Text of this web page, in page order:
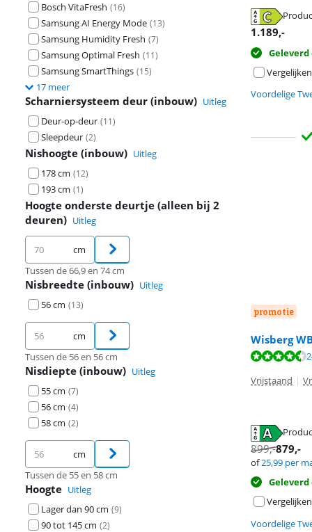
Bosch VitaFresh (16)
Samsung AI Energy Mode (13)
Samsung Humidity Fresh (7)
Samsung Optimal Fresh (11)
Samsung SmartThings (15)
17 meer
Scharniersysteem deur (inbouw) Uitleg
Deur-op-deur (11)
Sleepdeur (2)
Nishoogte (inbouw) Uitleg
178 cm (12)
193 cm (1)
Hoogte onderste deurtje (alleen bij 2
deuren) Uitleg
cm
Tussen de 66,9 en 74 cm
Nisbreedte (inbouw) Uitleg
56 cm (13)
cm
Tussen de 56 en 56 cm
Nisdiepte (inbouw) Uitleg
55 cm (7)
56 cm (4)
58 cm (2)
cm
Tussen de 55 en 58 cm
Hoogte Uitleg
Lager dan 90 cm (9)
90 tot 145 cm (2)
opent in nieuw
1.189,-
Geleverd
Vergelijken
Voordelige
opent in nieuw
opent in
promotie
Wisberg
Beoordeling is
Vrijstaand |
opent in nieuw
899,-879,-
of25,99 per
Geleverd
Vergelijken
Voordelige
Beoordeling is
opent in nieuw
Beoordeling is
opent in nieuw